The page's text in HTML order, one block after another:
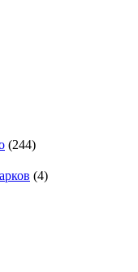
(244)
(4)